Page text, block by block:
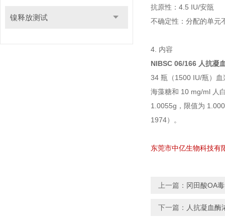
镍释放测试
抗原性：4.5 IU/安瓿
不确定性：分配的单元
4. 内容
NIBSC 06/166 人抗凝
34 瓶（1500 IU/瓶）
海藻糖和 10 mg/ml 人
1.0055g，限值为
1974）。
东莞市中亿生物科技有
上一篇： 冈田酸OA
下一篇： 人抗凝血酶